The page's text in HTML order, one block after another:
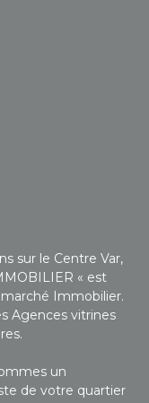
sur le Centre Var,
« est
Immobilier.
Agences vitrines
un
de votre quartier